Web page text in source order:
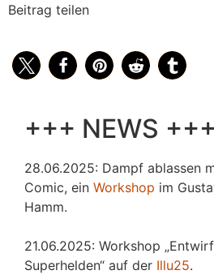
Beitrag teilen
+++ NEWS +++
28.06.2025: Dampf ablassen
Comic, ein Workshop im
Hamm.
21.06.2025: Workshop
Superhelden“ auf der Illu25.